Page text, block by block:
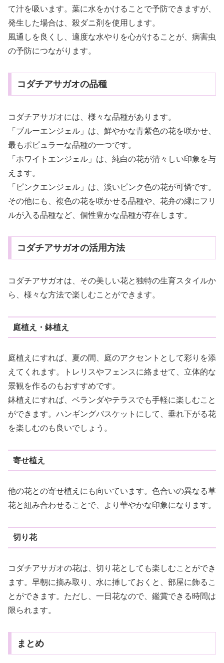
て汁を吸います。葉に水をかけることで予防できますが、
発生した場合は、殺ダニ剤を使用します。
風通しを良くし、適度な水やりを心がけることが、病害虫
の予防につながります。
コダチアサガオの品種
コダチアサガオには、様々な品種があります。
「ブルーエンジェル」は、鮮やかな青紫色の花を咲かせ、
最もポピュラーな品種の一つです。
「ホワイトエンジェル」は、純白の花が清々しい印象を与
えます。
「ピンクエンジェル」は、淡いピンク色の花が可憐です。
その他にも、複色の花を咲かせる品種や、花弁の縁にフリ
ルが入る品種など、個性豊かな品種が存在します。
コダチアサガオの活用方法
コダチアサガオは、その美しい花と独特の生育スタイルか
ら、様々な方法で楽しむことができます。
庭植え・鉢植え
庭植えにすれば、夏の間、庭のアクセントとして彩りを添
えてくれます。トレリスやフェンスに絡ませて、立体的な
景観を作るのもおすすめです。
鉢植えにすれば、ベランダやテラスでも手軽に楽しむこと
ができます。ハンギングバスケットにして、垂れ下がる花
を楽しむのも良いでしょう。
寄せ植え
他の花との寄せ植えにも向いています。色合いの異なる草
花と組み合わせることで、より華やかな印象になります。
切り花
コダチアサガオの花は、切り花としても楽しむことができ
ます。早朝に摘み取り、水に挿しておくと、部屋に飾るこ
とができます。ただし、一日花なので、鑑賞できる時間は
限られます。
まとめ